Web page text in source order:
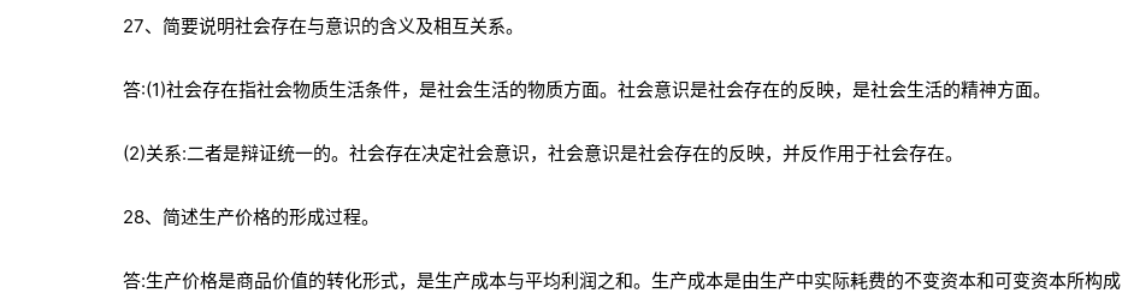
27、简要说明社会存在与意识的含义及相互关系。
答:(1)社会存在指社会物质生活条件，是社会生活的物质方面。社会意识是社会存在的反映，是社会生活的精神方面。
(2)关系:二者是辩证统一的。社会存在决定社会意识，社会意识是社会存在的反映，并反作用于社会存在。
28、简述生产价格的形成过程。
答:生产价格是商品价值的转化形式，是生产成本与平均利润之和。生产成本是由生产中实际耗费的不变资本和可变资本所构成